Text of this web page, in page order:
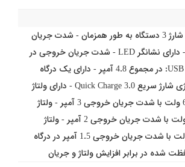
- قابلیت اتصال و شارژ 3 دستگاه به طور همزمان - شدت جریان
ورودی: 1.2 آمپر - دارای نشانگر LED - شدت جریان خروجی در
دو درگاه خروجی USB: در مجموع 4.8 آمپر - دارای یک درگاه
خروجی با تکنولوژی شارژ سریع Quick Charge 3.0 - دارای ولتاژ
خروجی 3.6 تا 6.5 ولت با شدت جریان خروجی 3 آمپر - ولتاژ
خروجی 6.5 تا 9 ولت با شدت جریان خروجی 2 آمپر - ولتاژ
خروجی 9 تا 12 ولت با شدت جریان خروجی 1.5 آمپر در درگاه
شده در برابر افزایش ولتاژ و جریان